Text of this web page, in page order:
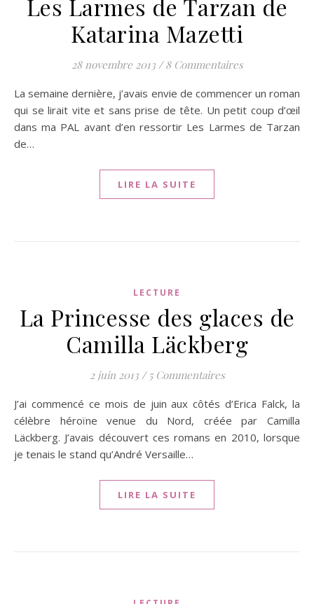
Les Larmes de Tarzan de
Katarina Mazetti
28 novembre 2013 / 8 Commentaires
La semaine dernière, j’avais envie de commencer un roman
qui se lirait vite et sans prise de tête. Un petit coup d’œil
dans ma PAL avant d’en ressortir Les Larmes de Tarzan
de…
LIRE LA SUITE
LECTURE
La Princesse des glaces de
Camilla Läckberg
2 juin 2013 / 5 Commentaires
J’ai commencé ce mois de juin aux côtés d’Erica Falck, la
célèbre héroïne venue du Nord, créée par Camilla
Läckberg. J’avais découvert ces romans en 2010, lorsque
je tenais le stand qu’André Versaille…
LIRE LA SUITE